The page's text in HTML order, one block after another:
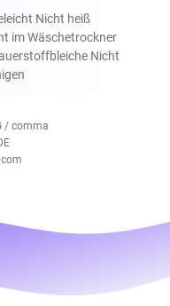
Nicht heiß
im Wäschetrockner
Nicht
/ comma